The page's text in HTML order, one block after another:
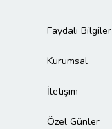
Faydalı Bilgiler
Kurumsal
İletişim
Özel Günler